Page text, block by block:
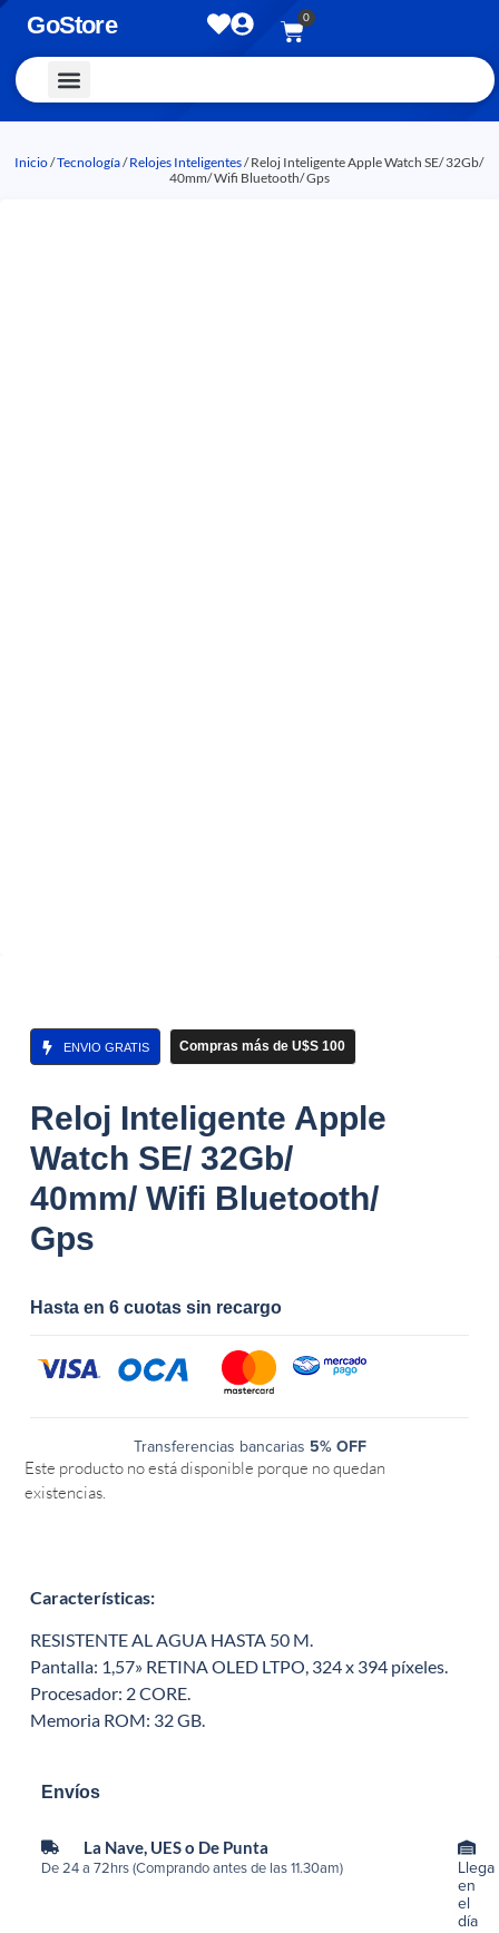
GoStore 0
Inicio/Tecnología/Relojes Inteligentes/ Reloj Inteligente Apple Watch SE/ 32Gb/
40mm/ Wifi Bluetooth/ Gps
ENVIO GRATIS Compras más de U$S 100
Reloj Inteligente Apple
Watch SE/ 32Gb/
40mm/ Wifi Bluetooth/
Gps
Hasta en 6 cuotas sin recargo
Transferencias bancarias 5% OFF
Este producto no está disponible porque no quedan
existencias.
Características:
RESISTENTE AL AGUA HASTA 50 M.
Pantalla: 1,57» RETINA OLED LTPO, 324 x 394 píxeles.
Procesador: 2 CORE.
Memoria ROM: 32 GB.
Envíos
La Nave, UES o De Punta
De 24 a 72hrs (Comprando antes de las 11.30am)
Llega
en
el
día